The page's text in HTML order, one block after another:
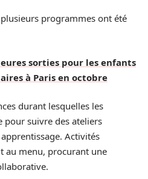
programmes ont été
sorties pour les enfants
à Paris en octobre
durant lesquelles les
pour suivre des ateliers
Activités
au menu, procurant une